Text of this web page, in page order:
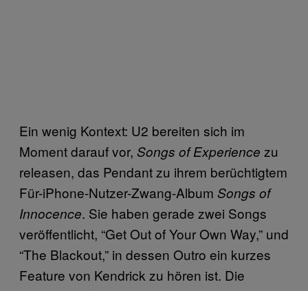
Ein wenig Kontext: U2 bereiten sich im
Moment darauf vor, Songs of Experience zu
releasen, das Pendant zu ihrem berüchtigtem
Für-iPhone-Nutzer-Zwang-Album Songs of
Innocence. Sie haben gerade zwei Songs
veröffentlicht, “Get Out of Your Own Way,” und
“The Blackout,” in dessen Outro ein kurzes
Feature von Kendrick zu hören ist. Die